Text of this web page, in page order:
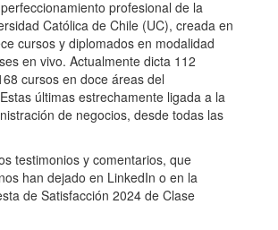
profesional de la
Católica de Chile (UC), creada en
cursos y diplomados en modalidad
en vivo. Actualmente dicta 112
cursos en doce áreas del
últimas estrechamente ligada a la
de negocios, desde todas las
testimonios y comentarios, que
han dejado en LinkedIn o en la
de Satisfacción 2024 de Clase